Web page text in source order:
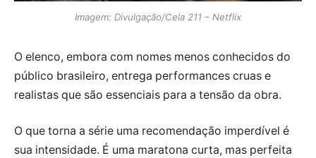
Imagem: Divulgação/Cela 211 – Netflix
O elenco, embora com nomes menos conhecidos do
público brasileiro, entrega performances cruas e
realistas que são essenciais para a tensão da obra.
O que torna a série uma recomendação imperdível é
sua intensidade. É uma maratona curta, mas perfeita